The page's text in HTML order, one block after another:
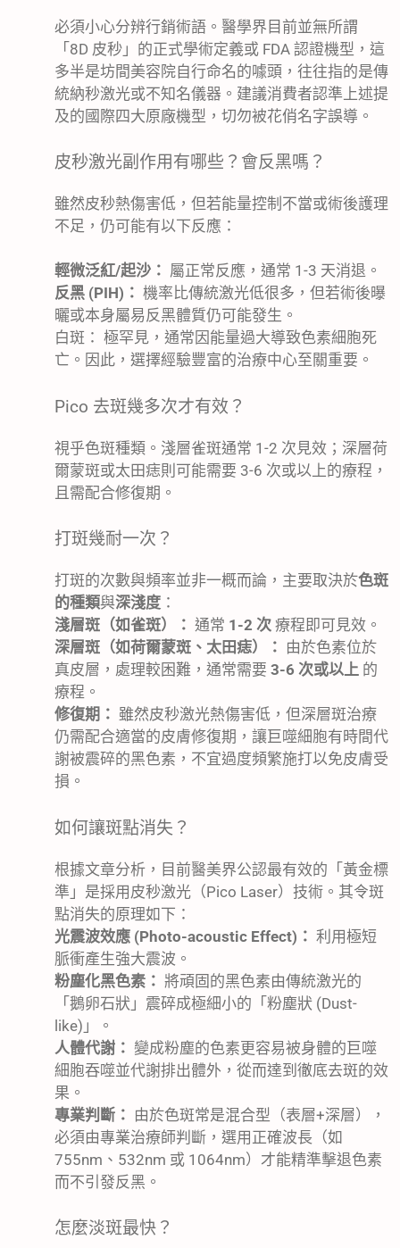
必須小心分辨行銷術語。醫學界目前並無所謂
「8D 皮秒」的正式學術定義或 FDA 認證機型，這
多半是坊間美容院自行命名的噱頭，往往指的是傳
統納秒激光或不知名儀器。建議消費者認準上述提
及的國際四大原廠機型，切勿被花俏名字誤導。
皮秒激光副作用有哪些？會反黑嗎？
雖然皮秒熱傷害低，但若能量控制不當或術後護理
不足，仍可能有以下反應：
輕微泛紅/起沙： 屬正常反應，通常 1-3 天消退。
反黑 (PIH)： 機率比傳統激光低很多，但若術後曝
曬或本身屬易反黑體質仍可能發生。
白斑： 極罕見，通常因能量過大導致色素細胞死
亡。因此，選擇經驗豐富的治療中心至關重要。
Pico 去斑幾多次才有效？
視乎色斑種類。淺層雀斑通常 1-2 次見效；深層荷
爾蒙斑或太田痣則可能需要 3-6 次或以上的療程，
且需配合修復期。
打斑幾耐一次？
打斑的次數與頻率並非一概而論，主要取決於色斑
的種類與深淺度 ：
淺層斑（如雀斑）： 通常 1-2 次 療程即可見效。
深層斑（如荷爾蒙斑、太田痣）： 由於色素位於
真皮層，處理較困難，通常需要 3-6 次或以上 的
療程。
修復期： 雖然皮秒激光熱傷害低，但深層斑治療
仍需配合適當的皮膚修復期，讓巨噬細胞有時間代
謝被震碎的黑色素，不宜過度頻繁施打以免皮膚受
損。
如何讓斑點消失？
根據文章分析，目前醫美界公認最有效的「黃金標
準」是採用皮秒激光（Pico Laser）技術。其令斑
點消失的原理如下：
光震波效應 (Photo-acoustic Effect)： 利用極短
脈衝產生強大震波。
粉塵化黑色素： 將頑固的黑色素由傳統激光的
「鵝卵石狀」震碎成極細小的「粉塵狀 (Dust-
like)」。
人體代謝： 變成粉塵的色素更容易被身體的巨噬
細胞吞噬並代謝排出體外，從而達到徹底去斑的效
果。
專業判斷： 由於色斑常是混合型（表層+深層），
必須由專業治療師判斷，選用正確波長（如
755nm、532nm 或 1064nm）才能精準擊退色素
而不引發反黑。
怎麼淡斑最快？